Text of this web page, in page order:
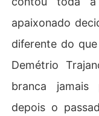
apaixonado
diferente do
Demétrio
branca jamais
depois o